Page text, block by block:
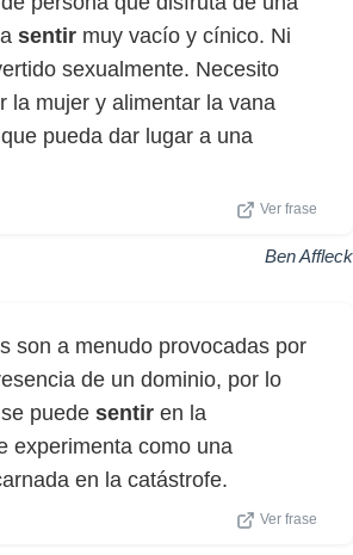
sentir muy vacío y cínico. Ni
sexualmente. Necesito
la mujer y alimentar la vana
pueda dar lugar a una
Ver frase
Ben Affleck
son a menudo provocadas por
de un dominio, por lo
puede sentir en la
experimenta como una
en la catástrofe.
Ver frase